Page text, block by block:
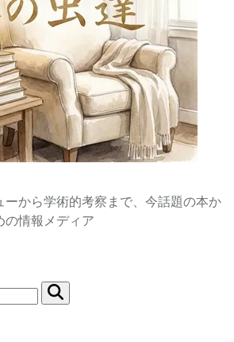
ーから学術的考察まで、今話題の本か
の情報メディア